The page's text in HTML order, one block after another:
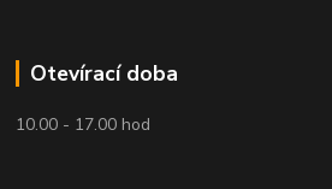
Otevírací doba
10.00 - 17.00 hod